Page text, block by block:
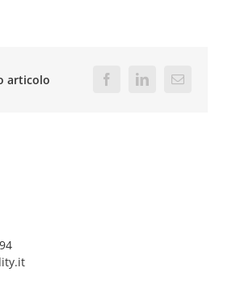
articolo FacebookLinkedInEmail